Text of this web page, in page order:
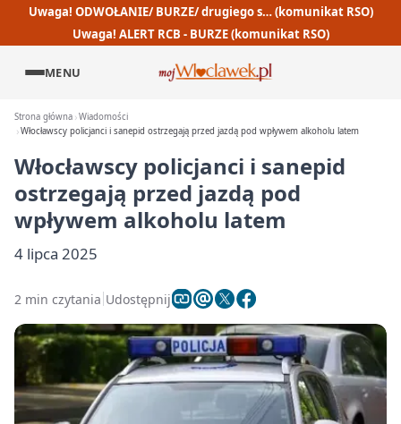
Uwaga! ODWOŁANIE/ BURZE/ drugiego s… (komunikat RSO)
Uwaga! ALERT RCB - BURZE (komunikat RSO)
MENU
Strona główna Wiadomości
Włocławscy policjanci i sanepid ostrzegają przed jazdą pod wpływem alkoholu latem
Włocławscy policjanci i sanepid
ostrzegają przed jazdą pod
wpływem alkoholu latem
4 lipca 2025
2 min czytania Udostępnij